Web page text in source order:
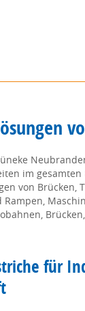
im gesamten
von Brücken,
für